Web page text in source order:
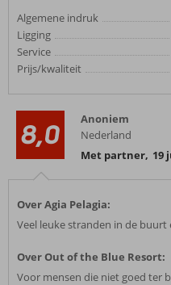
Algemene indruk
Ligging
Service
Prijs/kwaliteit
8,0
Anoniem
Nederland
Met partner, 19
Over Agia Pelagia:
Veel leuke stranden in de
Over Out of the Blue Resort:
Voor mensen die niet goed ter